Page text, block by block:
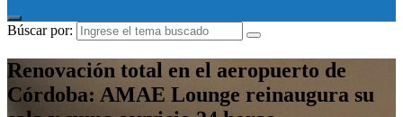
Búscar por:
Renovación total en el aeropuerto de
Córdoba: AMAE Lounge reinaugura su